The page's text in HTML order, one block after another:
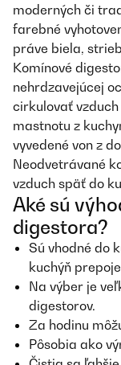
moderných či
farebné
práve biela,
Komínové
nehrdzavejúcej
cirkulovať
mastnotu z
vyvedené von z
Neodvetrávané
vzduch späť do
Aké sú
digestora?
Sú vhodné do
kuchýň
Na výber je
digestorov.
Za hodinu
Pôsobia ako